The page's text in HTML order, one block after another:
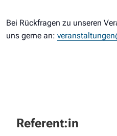
Bei Rückfragen zu unseren
uns gerne an:
Referent:in